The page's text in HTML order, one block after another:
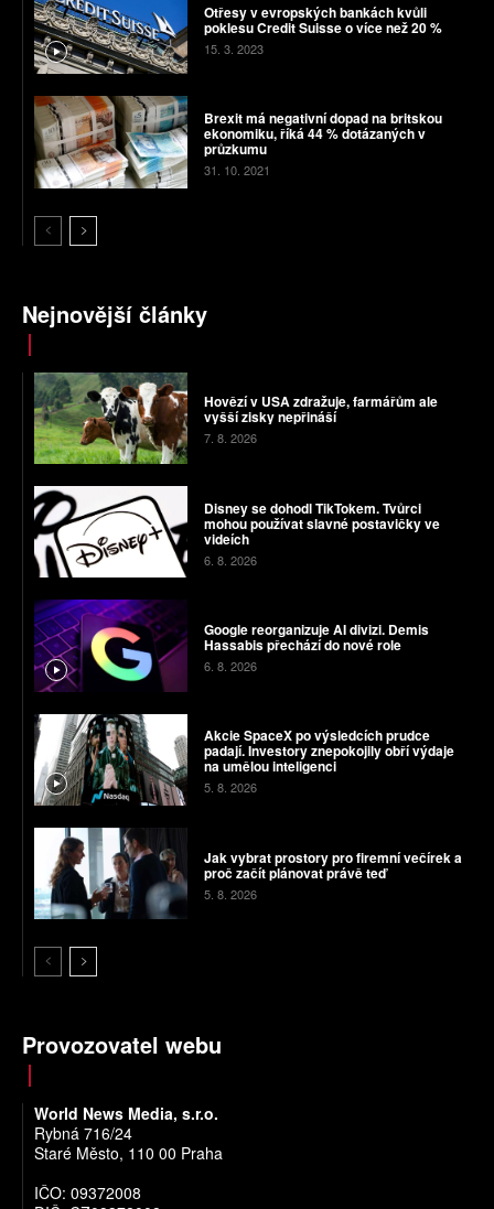
Otřesy v evropských bankách kvůli
poklesu Credit Suisse o více než 20 %
15. 3. 2023
Brexit má negativní dopad na britskou
ekonomiku, říká 44 % dotázaných v
průzkumu
31. 10. 2021
Nejnovější články
Hovězí v USA zdražuje, farmářům ale
vyšší zisky nepřináší
7. 8. 2026
Disney se dohodl TikTokem. Tvůrci
mohou používat slavné postavičky ve
videích
6. 8. 2026
Google reorganizuje AI divizi. Demis
Hassabis přechází do nové role
6. 8. 2026
Akcie SpaceX po výsledcích prudce
padají. Investory znepokojily obří výdaje
na umělou inteligenci
5. 8. 2026
Jak vybrat prostory pro firemní večírek a
proč začít plánovat právě teď
5. 8. 2026
Provozovatel webu
World News Media, s.r.o.
Rybná 716/24
Staré Město, 110 00 Praha
IČO: 09372008